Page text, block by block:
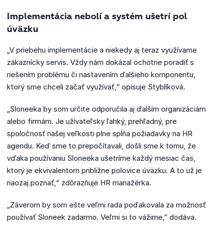
Implementácia nebolí a systém ušetrí pol
úväzku
„V priebehu implementácie a niekedy aj teraz využívame
zákaznícky servis. Vždy nám dokázal ochotne poradiť s
riešením problému či nastavením ďalšieho komponentu,
ktorý sme chceli začať využívať,“ opisuje Styblíková.
„Sloneeka by som určite odporučila aj ďalším organizáciám
alebo firmám. Je užívateľsky ľahký, prehľadný, pre
spoločnosť našej veľkosti plne spĺňa požiadavky na HR
agendu. Keď sme to prepočítavali, došli sme k tomu, že
vďaka používaniu Sloneeka ušetríme každý mesiac čas,
ktorý je ekvivalentom približne polovice úväzku. A to už je
naozaj poznať,“ zdôrazňuje HR manažérka.
„Záverom by som ešte veľmi rada poďakovala za možnosť
používať Sloneek zadarmo. Veľmi si to vážime,” dodáva.